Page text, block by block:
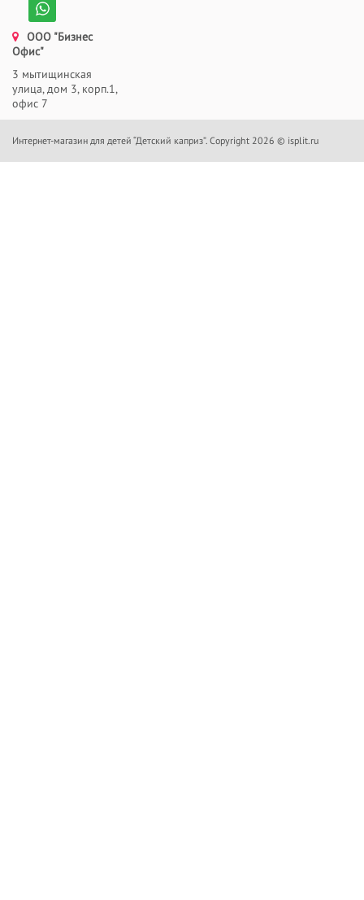
ООО "Бизнес
Офис"
3 мытищинская
улица, дом 3, корп.1,
офис 7
Интернет-магазин для детей “Детский каприз”. Copyright 2026 © isplit.ru